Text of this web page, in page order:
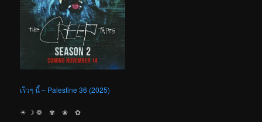
เร็วๆ นี้ – Palestine 36 (2025)
☀︎ ☽ ❁ ✾ ❀ ✿